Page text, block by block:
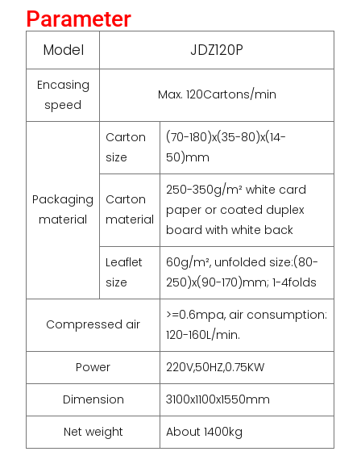
Parameter
Model JDZ120P
Encasing
speed
Max. 120Cartons/min
Packaging
material
Carton
size
(70-180)x(35-80)x(14-
50)mm
Carton
material
250-350g/m² white card
paper or coated duplex
board with white back
Leaflet
size
60g/m², unfolded size:(80-
250)x(90-170)mm; 1-4folds
Compressed air
>=0.6mpa, air consumption:
120-160L/min.
Power
220V,50HZ,0.75KW
Dimension
3100x1100x1550mm
Net weight
About 1400kg